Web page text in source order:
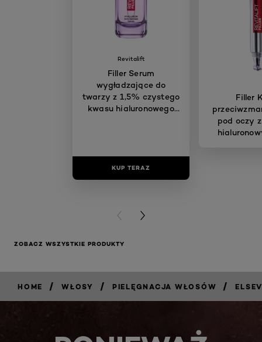
Revitalift
Filler Serum
wygładzające do
twarzy z 1,5% czystego
kwasu hialuronowego
KUP TERAZ
Filler
pod oczy
PREVIOUS CARD
NEXT CARD
ZOBACZ WSZYSTKIE PRODUKTY
HOME / WŁOSY / PIELĘGNACJA WŁOSÓW /